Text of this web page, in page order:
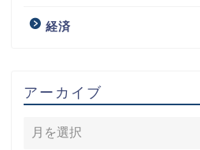
経済
アーカイブ